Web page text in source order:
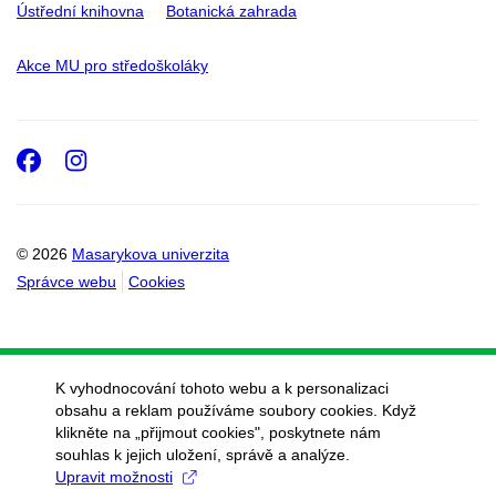
Ústřední knihovna Botanická zahrada
Akce MU pro středoškoláky
© 2026 Masarykova univerzita
Správce webu
Cookies
Facebook
Instagram
K vyhodnocování tohoto webu a k personalizaci
obsahu a reklam používáme soubory cookies. Když
klikněte na „přijmout cookies", poskytnete nám
souhlas k jejich uložení, správě a analýze.
Upravit možnosti